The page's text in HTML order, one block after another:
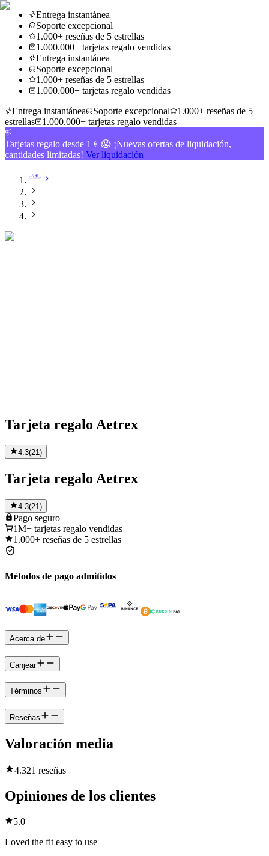
Entrega instantánea
Soporte excepcional
1.000+ reseñas de 5 estrellas
1.000.000+ tarjetas regalo vendidas
Entrega instantánea
Soporte excepcional
1.000+ reseñas de 5 estrellas
1.000.000+ tarjetas regalo vendidas
Entrega instantánea
Soporte excepcional
1.000+ reseñas de 5
estrellas
1.000.000+ tarjetas regalo vendidas
Tarjetas regalo desde 1 € 😱 ¡Nuevas ofertas de liquidación,
cantidades limitadas! Ver liquidación
Tarjeta regalo Aetrex
4.3(21 )
Tarjeta regalo Aetrex
4.3(21)
Pago seguro
1M+ tarjetas regalo vendidas
1.000+ reseñas de 5 estrellas
Métodos de pago admitidos
Acerca de
Canjear
Términos
Reseñas
Valoración media
4.321 reseñas
Opiniones de los clientes
5.0
Loved the fit easy to use